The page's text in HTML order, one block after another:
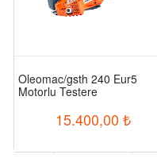
Oleomac/gsth 240 Eur5
Motorlu Testere
15.400,00 ₺